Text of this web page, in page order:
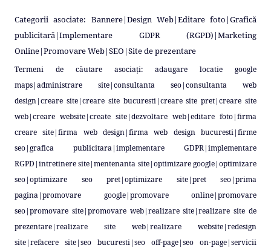
Categorii asociate: Bannere|Design Web|Editare foto |Grafică
publicitară |Implementare GDPR (RGPD) |Marketing
Online|Promovare Web|SEO |Site de prezentare
Termeni de căutare asociați: adaugare locatie google
maps|administrare site|consultanta seo|consultanta web
design|creare site|creare site bucuresti|creare site pret|creare site
web|creare website|create site|dezvoltare web|editare foto|firma
creare site|firma web design|firma web design bucuresti|firme
seo|grafica publicitara|implementare GDPR|implementare
RGPD |intretinere site|mentenanta site|optimizare google|optimizare
seo|optimizare seo pret|optimizare site|pret seo|prima
pagina|promovare google|promovare online|promovare
seo|promovare site|promovare web|realizare site|realizare site de
prezentare|realizare site web|realizare website|redesign
site|refacere site|seo bucuresti|seo off-page|seo on-page|servicii